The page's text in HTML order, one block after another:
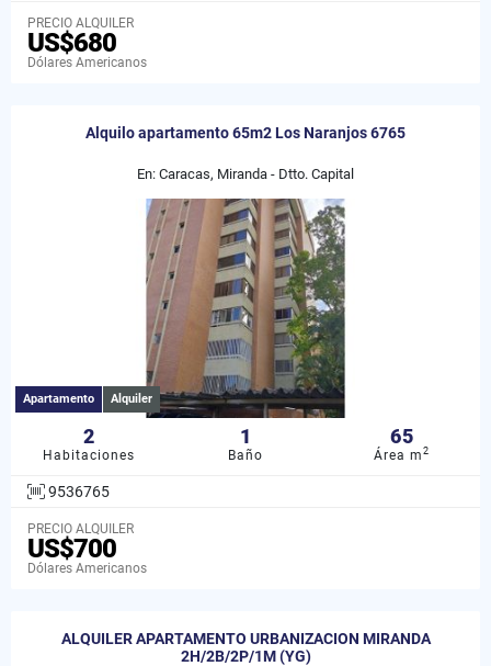
PRECIO ALQUILER
US$680
Dólares Americanos
Alquilo apartamento 65m2 Los Naranjos 6765
En: Caracas, Miranda - Dtto. Capital
Apartamento Alquiler
2
Habitaciones
1
Baño
65
Área m2
9536765
PRECIO ALQUILER
US$700
Dólares Americanos
ALQUILER APARTAMENTO URBANIZACION MIRANDA
2H/2B/2P/1M (YG)